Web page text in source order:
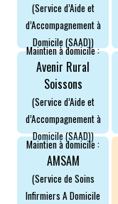
(Service d’Aide et
d’Accompagnement à
Domicile (SAAD))
Maintien à domicile :
Avenir Rural
Soissons
(Service d’Aide et
d’Accompagnement à
Domicile (SAAD))
Maintien à domicile :
AMSAM
(Service de Soins
Infirmiers A Domicile